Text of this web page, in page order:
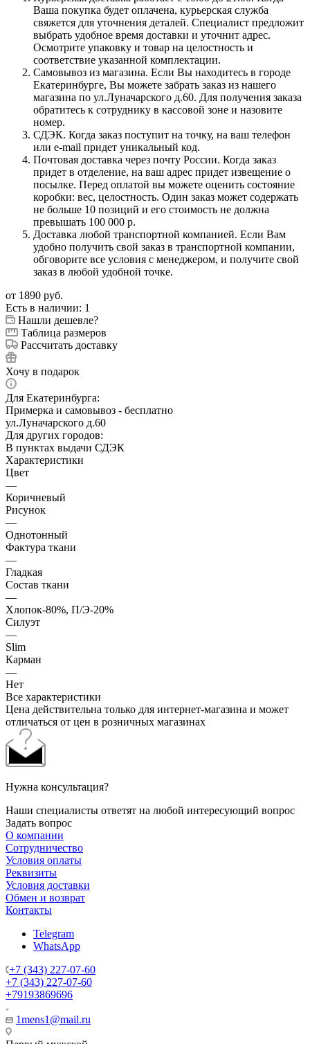
Ваша покупка будет оплачена, курьерская служба
свяжется для уточнения деталей. Специалист предложит
выбрать удобное время доставки и уточнит адрес.
Осмотрите упаковку и товар на целостность и
соответствие указанной комплектации.
Самовывоз из магазина. Если Вы находитесь в городе
Екатеринбурге, Вы можете забрать заказ из нашего
магазина по ул.Луначарского д.60. Для получения заказа
обратитесь к сотруднику в кассовой зоне и назовите
номер.
СДЭК. Когда заказ поступит на точку, на ваш телефон
или e-mail придет уникальный код.
Почтовая доставка через почту России. Когда заказ
придет в отделение, на ваш адрес придет извещение о
посылке. Перед оплатой вы можете оценить состояние
коробки: вес, целостность. Один заказ может содержать
не больше 10 позиций и его стоимость не должна
превышать 100 000 р.
Доставка любой транспортной компанией. Если Вам
удобно получить свой заказ в транспортной компании,
обговорите все условия с менеджером, и получите свой
заказ в любой удобной точке.
от 1890 руб.
Есть в наличии: 1
Нашли дешевле?
Таблица размеров
Рассчитать доставку
Хочу в подарок
Для Екатеринбурга:
Примерка и самовывоз - бесплатно
ул.Луначарского д.60
Для других городов:
В пунктах выдачи СДЭК
Характеристики
Цвет
—
Коричневый
Рисунок
—
Однотонный
Фактура ткани
—
Гладкая
Состав ткани
—
Хлопок-80%, П/Э-20%
Силуэт
—
Slim
Карман
—
Нет
Все характеристики
Цена действительна только для интернет-магазина и может
отличаться от цен в розничных магазинах
Нужна консультация?
Наши специалисты ответят на любой интересующий вопрос
Задать вопрос
О компании
Сотрудничество
Условия оплаты
Реквизиты
Условия доставки
Обмен и возврат
Контакты
Telegram
WhatsApp
+7 (343) 227-07-60
+7 (343) 227-07-60
+79193869696
1mens1@mail.ru